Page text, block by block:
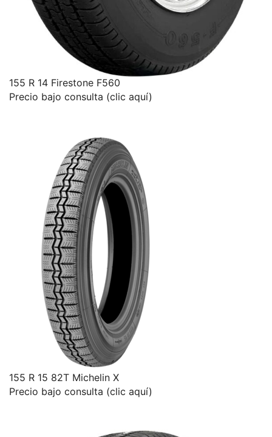
155 R 14 Firestone F560
Precio bajo consulta (clic aquí)
155 R 15 82T Michelin X
Precio bajo consulta (clic aquí)